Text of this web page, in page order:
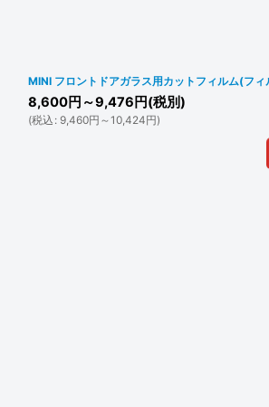
MINI フロントドアガラス用カットフィルム(フ
8,600円 ～9,476 円(税別)
(税込 : 9,460円 ～10,424円)